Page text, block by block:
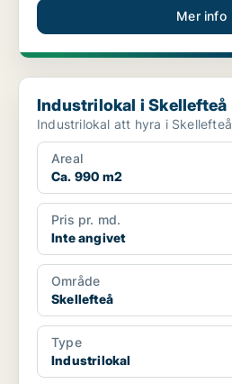
Mer info
Industrilokal i Skellefteå
Industrilokal i Skellefteå
Industrilokal att hyra i Skellefteå
Areal
Ca. 990 m2
Pris pr. md.
Inte angivet
Område
Skellefteå
Type
Industrilokal